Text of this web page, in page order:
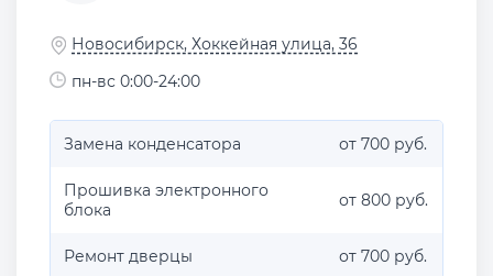
Новосибирск, Хоккейная улица, 36
пн-вс 0:00-24:00
Замена конденсатора от 700 руб.
Прошивка электронного
блока
от 800 руб.
Ремонт дверцы от 700 руб.